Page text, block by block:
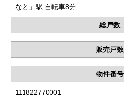
なと」駅 自転車8分
総戸数
販売戸数
物件番号
111822770001